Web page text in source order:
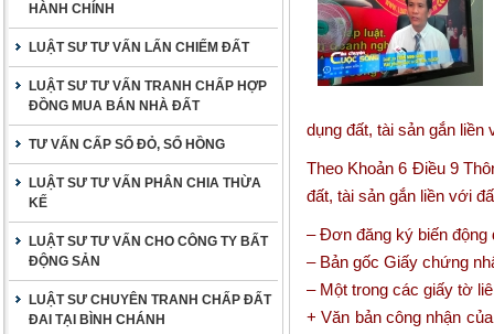
HÀNH CHÍNH
LUẬT SƯ TƯ VẤN LẤN CHIẾM ĐẤT
LUẬT SƯ TƯ VẤN TRANH CHẤP HỢP
ĐỒNG MUA BÁN NHÀ ĐẤT
TƯ VẤN CẤP SỔ ĐỎ, SỔ HỒNG
LUẬT SƯ TƯ VẤN PHÂN CHIA THỪA
KẾ
LUẬT SƯ TƯ VẤN CHO CÔNG TY BẤT
ĐỘNG SẢN
LUẬT SƯ CHUYÊN TRANH CHẤP ĐẤT
ĐAI TẠI BÌNH CHÁNH
dụng đất, tài sản gắn
Theo Khoản 6 Điều 9
đất, tài sản gắn liền với
– Đơn đăng ký biến động
– Bản gốc Giấy chứng
– Một trong các giấy tờ
+ Văn bản công nhận